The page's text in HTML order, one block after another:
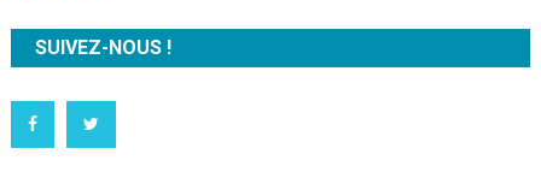
SUIVEZ-NOUS !